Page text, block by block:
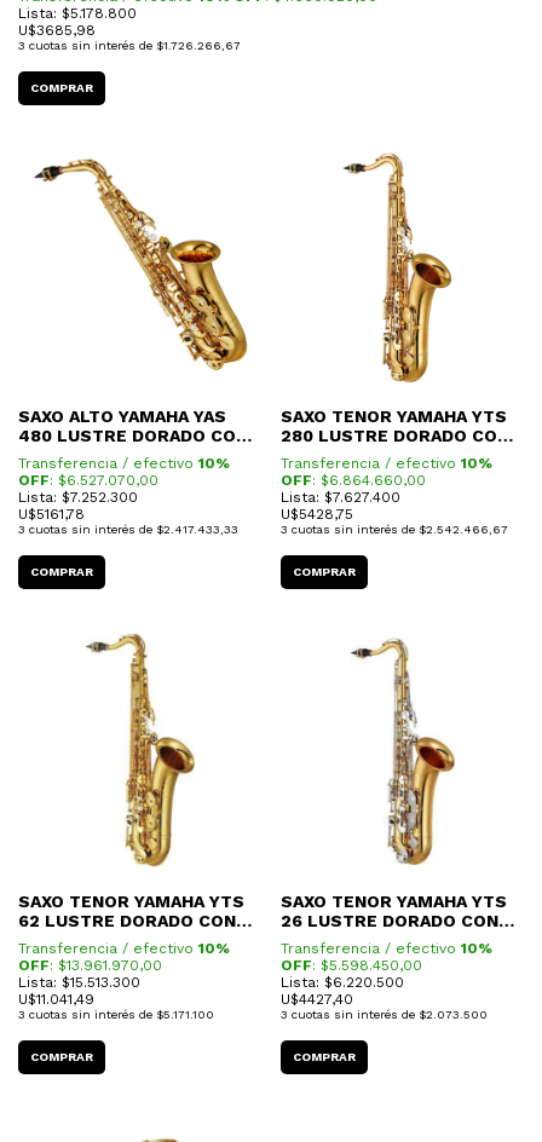
Lista: $5.178.800
U$3685,98
3 cuotas sin interés de $1.726.266,67
SAXO ALTO YAMAHA YAS
480 LUSTRE DORADO CON
ESTUCHE
Transferencia / efectivo 10%
OFF: $6.527.070,00
Lista: $7.252.300
U$5161,78
3 cuotas sin interés de $2.417.433,33
SAXO TENOR YAMAHA YTS
280 LUSTRE DORADO CON
ESTUCHE
Transferencia / efectivo 10%
OFF: $6.864.660,00
Lista: $7.627.400
U$5428,75
3 cuotas sin interés de $2.542.466,67
SAXO TENOR YAMAHA YTS
62 LUSTRE DORADO CON
ESTUCHE (PROFESIONAL)
Transferencia / efectivo 10%
OFF: $13.961.970,00
Lista: $15.513.300
U$11.041,49
3 cuotas sin interés de $5.171.100
SAXO TENOR YAMAHA YTS
26 LUSTRE DORADO CON
ESTUCHE
Transferencia / efectivo 10%
OFF: $5.598.450,00
Lista: $6.220.500
U$4427,40
3 cuotas sin interés de $2.073.500